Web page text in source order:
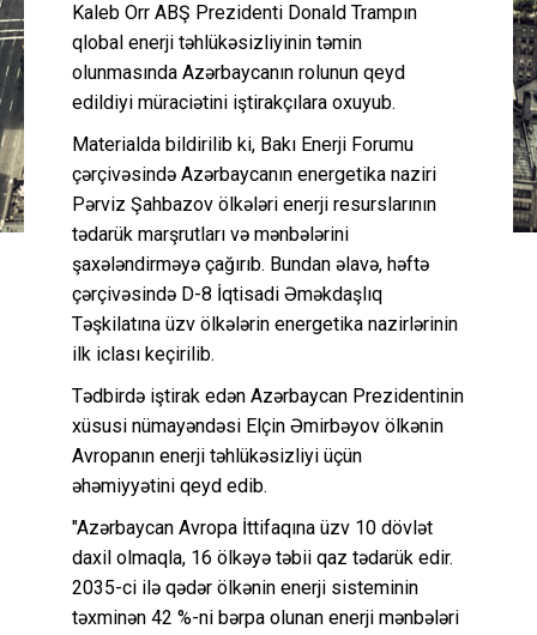
Kaleb Orr ABŞ Prezidenti Donald Trampın
qlobal enerji təhlükəsizliyinin təmin
olunmasında Azərbaycanın rolunun qeyd
edildiyi müraciətini iştirakçılara oxuyub.
Materialda bildirilib ki, Bakı Enerji Forumu
çərçivəsində Azərbaycanın energetika naziri
Pərviz Şahbazov ölkələri enerji resurslarının
tədarük marşrutları və mənbələrini
şaxələndirməyə çağırıb. Bundan əlavə, həftə
çərçivəsində D-8 İqtisadi Əməkdaşlıq
Təşkilatına üzv ölkələrin energetika nazirlərinin
ilk iclası keçirilib.
Tədbirdə iştirak edən Azərbaycan Prezidentinin
xüsusi nümayəndəsi Elçin Əmirbəyov ölkənin
Avropanın enerji təhlükəsizliyi üçün
əhəmiyyətini qeyd edib.
"Azərbaycan Avropa İttifaqına üzv 10 dövlət
daxil olmaqla, 16 ölkəyə təbii qaz tədarük edir.
2035-ci ilə qədər ölkənin enerji sisteminin
təxminən 42 %-ni bərpa olunan enerji mənbələri